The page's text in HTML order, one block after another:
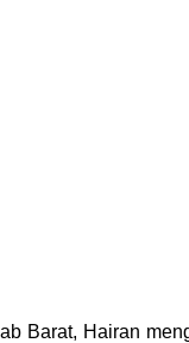
Barat, Hairan